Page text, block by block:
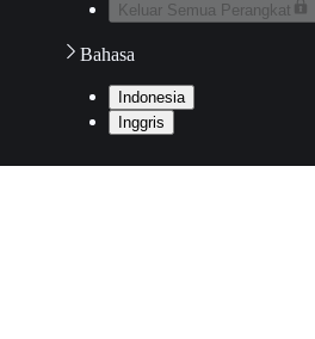
Keluar Semua Perangkat
Bahasa
Indonesia
Inggris